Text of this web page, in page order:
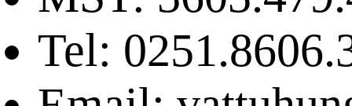
Tel: